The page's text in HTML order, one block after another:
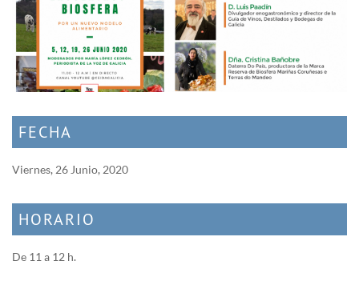
FECHA
Viernes, 26 Junio, 2020
HORARIO
De 11 a 12 h.